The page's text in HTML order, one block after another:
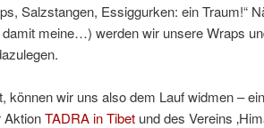
Salzstangen, Essiggurken: ein Traum!“
meine…) werden wir unsere Wraps
können wir uns also dem Lauf widmen –
AktionTADRA in Tibet und des Vereins